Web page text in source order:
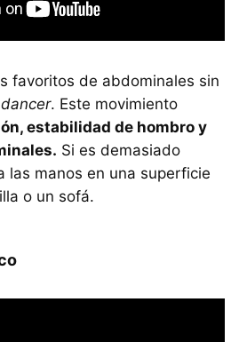
favoritos de abdominales sin
. Este movimiento
estabilidad de hombro y
Si es demasiado
las manos en una superficie
o un sofá.